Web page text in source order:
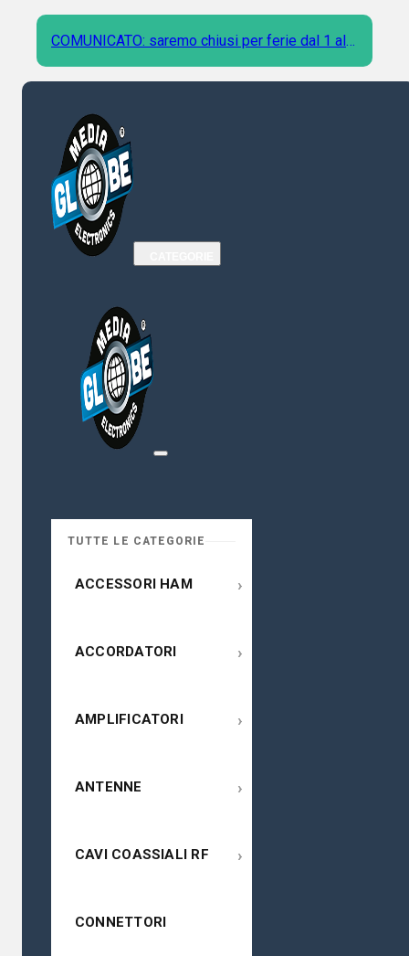
COMUNICATO: saremo chiusi per ferie dal 1 al 9
Agosto
TUTTE LE CATEGORIE
ACCESSORI HAM ›
ACCORDATORI ›
AMPLIFICATORI ›
ANTENNE ›
CAVI COASSIALI RF ›
CONNETTORI